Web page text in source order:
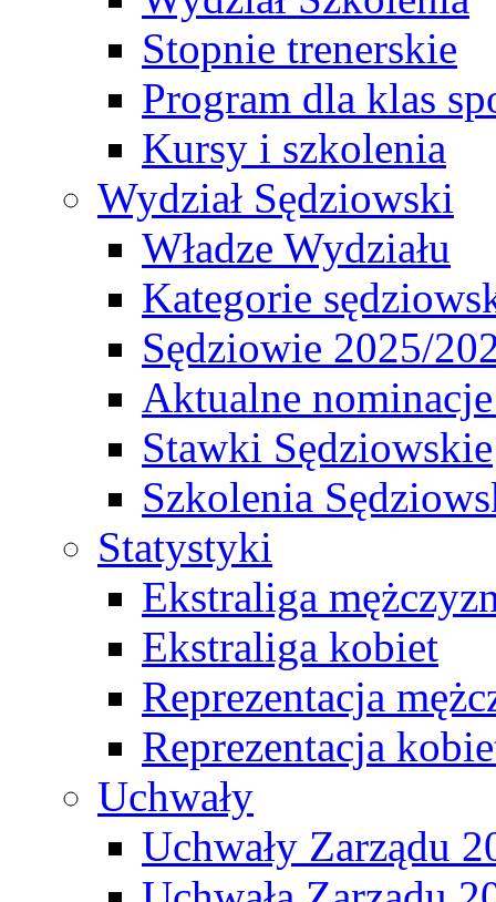
Stopnie trenerskie
Program dla klas
Kursy i szkolenia
Wydział Sędziowski
Władze Wydziału
Kategorie
Sędziowie 2025/
Aktualne
Stawki Sędziowskie
Szkolenia
Statystyki
Ekstraliga
Ekstraliga kobiet
Reprezentacja
Reprezentacja
Uchwały
Uchwały Zarządu